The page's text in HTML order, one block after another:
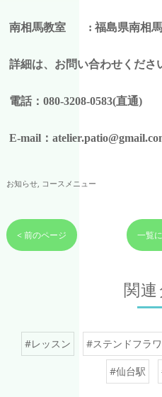
南相馬教室 : 福島県南相
詳細は、お問い合わせくださ
電話：080-3208-0583(直通)
E-mail：
お知らせ コースメニュー
< 前のページ 一覧
関
#レッスン #ステンドフラ
#仙台駅